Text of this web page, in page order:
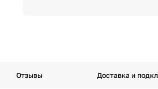
Отзывы Доставка и